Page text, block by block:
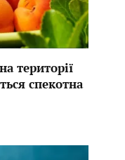
території
спекотна